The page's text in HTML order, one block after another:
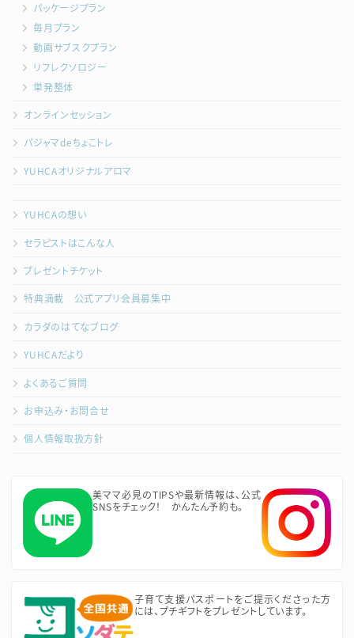
パッケージプラン
毎月プラン
動画サブスクプラン
リフレクソロジー
単発整体
オンラインセッション
パジャマdeちょこトレ
YUHCAオリジナルアロマ
YUHCAの想い
セラピストはこんな人
プレゼントチケット
特典満載 公式アプリ会員募集中
カラダのはてなブログ
YUHCAだより
よくあるご質問
お申込み・お問合せ
個人情報取扱方針
美ママ必見のTIPSや最新情報は、公式
SNSをチェック！ かんたん予約も。
子育て支援パスポートをご提示くださった方
には、プチギフトをプレゼントしています。